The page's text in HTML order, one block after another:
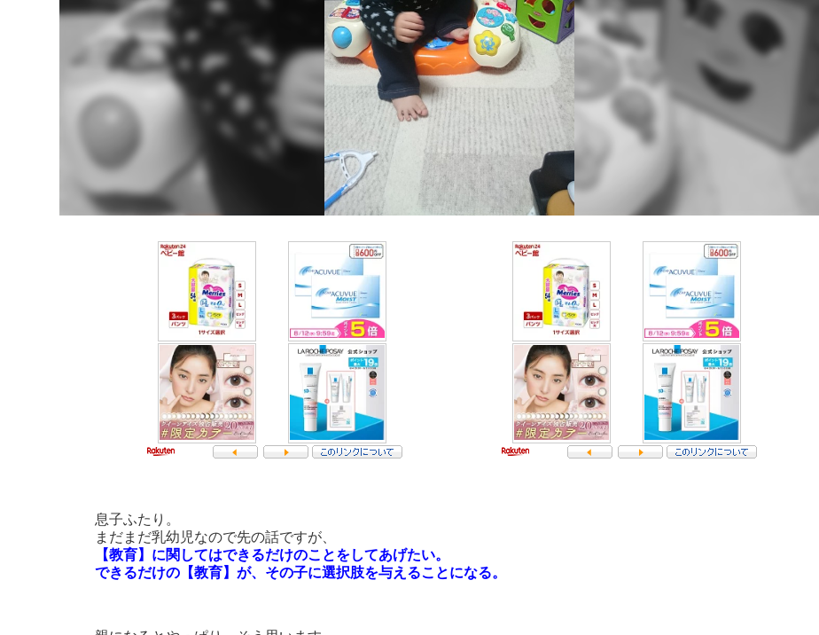
息子ふたり。
まだまだ乳幼児なので先の話ですが、
【教育】に関してはできるだけのことをしてあげたい。
できるだけの【教育】が、その子に選択肢を与えることになる。